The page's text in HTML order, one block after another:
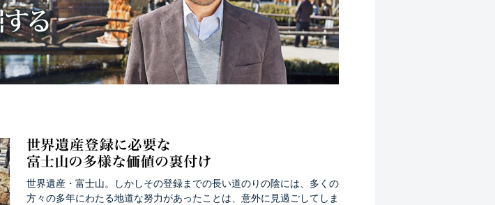
世界遺産・富士山。しかしその登録までの長い道のりの陰には、多くの
方々の多年にわたる地道な努力があったことは、意外に見過ごしてしま